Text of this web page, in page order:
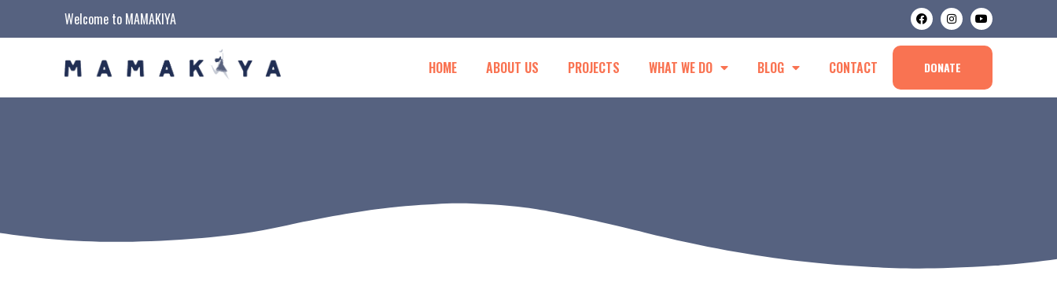
Welcome to MAMAKIYA
HOME ABOUT US PROJECTS WHAT WE DO BLOG CONTACT DONATE